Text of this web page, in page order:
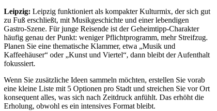
Leipzig: Leipzig funktioniert als kompakter Kulturmix, der sich gut
zu Fuß erschließt, mit Musikgeschichte und einer lebendigen
Gastro-Szene. Für junge Reisende ist der Geheimtipp-Charakter
häufig genau der Punkt: weniger Pflichtprogramm, mehr Streifzug.
Planen Sie eine thematische Klammer, etwa „Musik und
Kaffeehäuser“ oder „Kunst und Viertel“, dann bleibt der Aufenthalt
fokussiert.
Wenn Sie zusätzliche Ideen sammeln möchten, erstellen Sie vorab
eine kleine Liste mit 5 Optionen pro Stadt und streichen Sie vor Ort
konsequent alles, was sich nach Zeitdruck anfühlt. Das erhöht die
Erholung, obwohl es ein intensives Format bleibt.